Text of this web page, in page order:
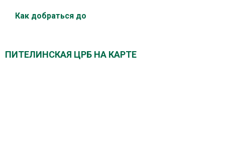
Как добраться до
ПИТЕЛИНСКАЯ ЦРБ НА КАРТЕ